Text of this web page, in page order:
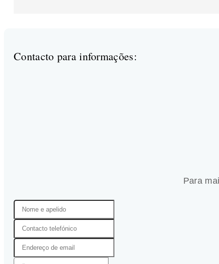
Contacto para informações:
Para